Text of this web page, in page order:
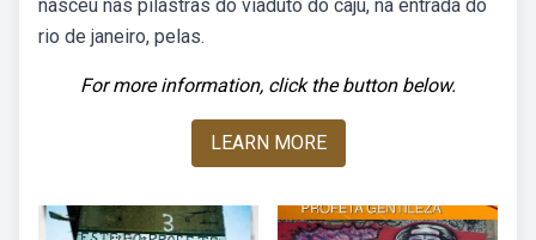
nasceu nas pilastras do viaduto do caju, na entrada do
rio de janeiro, pelas.
For more information, click the button below.
LEARN MORE